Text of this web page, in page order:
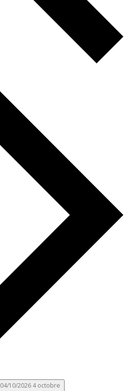
04/10/2026 4 octobre